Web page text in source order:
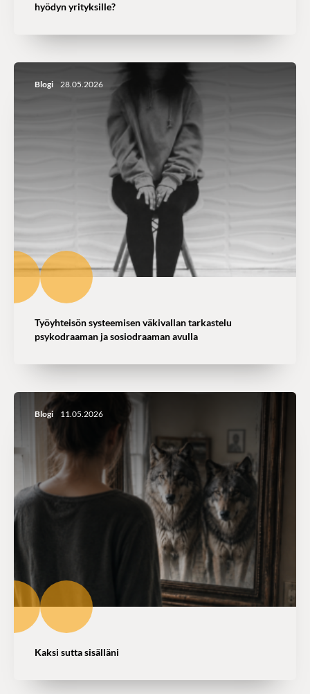
hyödyn yrityksille?
Blogi 28.05.2026
Työyhteisön systeemisen väkivallan tarkastelu
psykodraaman ja sosiodraaman avulla
Blogi 11.05.2026
Kaksi sutta sisälläni